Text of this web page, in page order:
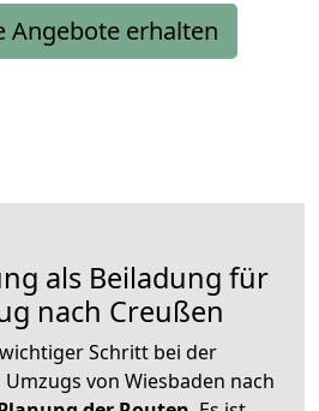
Angebote erhalten
als Beiladung für
nach Creußen
Schritt bei der
von Wiesbaden nach